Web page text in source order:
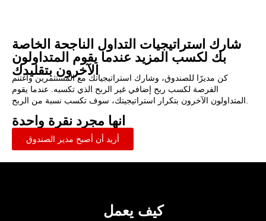
شارك استراتيجيات التداول الناجحة الخاصة
بك لكسب المزيد عندما يقوم المتداولون
الآخرون بتقليدك
كن مديرًا للصندوق، وشارك استراتيجياتك مع المستثمرين واغتنم
الفرصة لكسب ربح إضافي غير الربح الذي تكسبه. عندما يقوم
انها مجرد نقرة واحدة
أريد أن أصبح مدير الصندوق
كيف يعمل